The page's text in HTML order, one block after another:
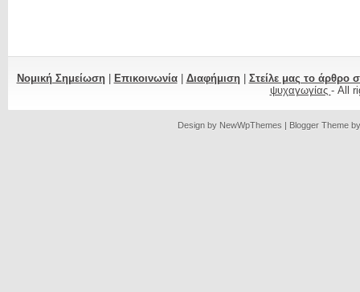
Νομική Σημείωση| Επικοινωνία| Διαφήμιση| Στείλε μας το άρθρο
ψυχαγωγίας - All
Design by NewWpThemes | Blogger Theme